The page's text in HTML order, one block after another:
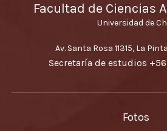
Facultad de Ciencias
Universidad de
Av. Santa Rosa 11315, La
Secretaría de estudios
Fotos